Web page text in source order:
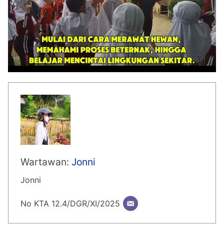
Wartawan: Jonni
Jonni
No KTA 12.4/DGR/XI/2025